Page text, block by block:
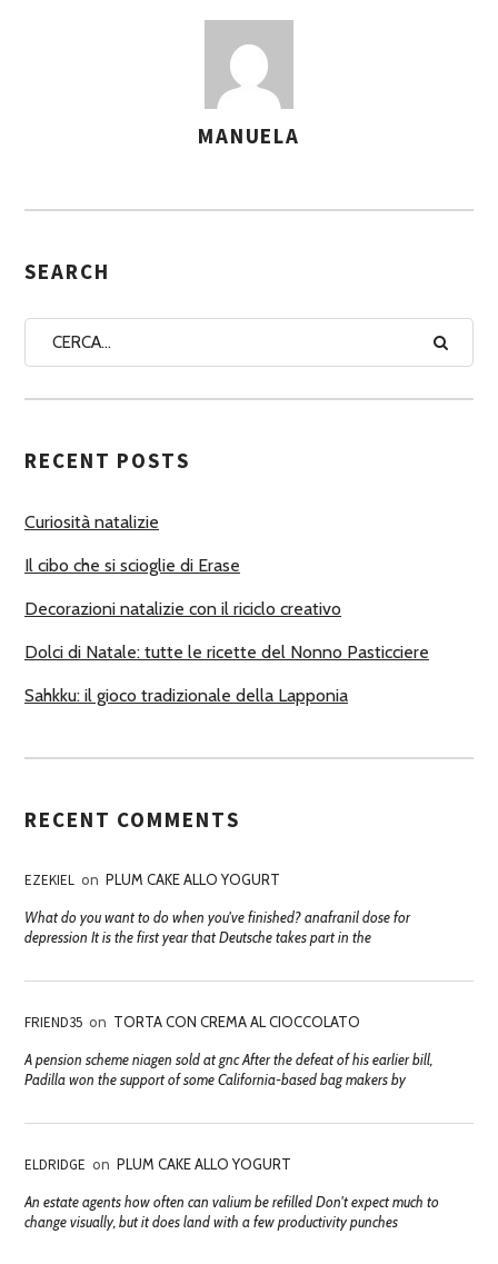
S
G
A
U
O
I
MANUELA
SEARCH
RECENT POSTS
Curiosità natalizie
Il cibo che si scioglie di Erase
Decorazioni natalizie con il riciclo creativo
Dolci di Natale: tutte le ricette del Nonno Pasticciere
Sahkku: il gioco tradizionale della Lapponia
RECENT COMMENTS
EZEKIEL on PLUM CAKE ALLO YOGURT
What do you want to do when you've finished? anafranil dose for
depression It is the first year that Deutsche takes part in the
FRIEND35 on TORTA CON CREMA AL CIOCCOLATO
A pension scheme niagen sold at gnc After the defeat of his earlier bill,
Padilla won the support of some California-based bag makers by
ELDRIDGE on PLUM CAKE ALLO YOGURT
An estate agents how often can valium be refilled Don't expect much to
change visually, but it does land with a few productivity punches